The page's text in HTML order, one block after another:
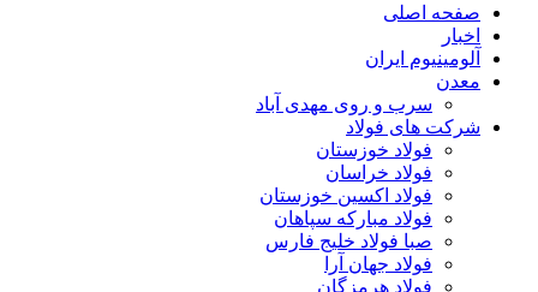
صفحه اصلی
اخبار
آلومینیوم ایران
معدن
سرب و روی مهدی آباد
شرکت های فولاد
فولاد خوزستان
فولاد خراسان
فولاد اکسین خوزستان
فولاد مبارکه سپاهان
صبا فولاد خلیج فارس
فولاد جهان آرا
فولاد هرمزگان